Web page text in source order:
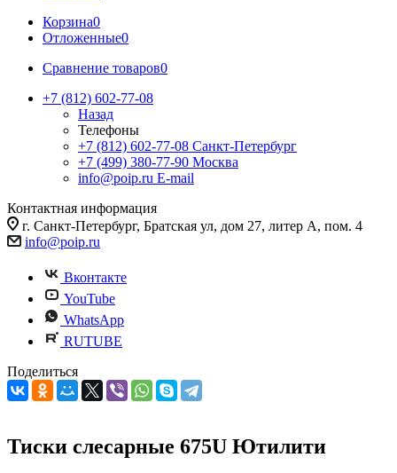
Корзина0
Отложенные0
Сравнение товаров0
+7 (812) 602-77-08
Назад
Телефоны
+7 (812) 602-77-08 Санкт-Петербург
+7 (499) 380-77-90 Москва
info@poip.ru E-mail
Контактная информация
г. Санкт-Петербург, Братская ул, дом 27, литер А, пом. 4
info@poip.ru
Вконтакте
YouTube
WhatsApp
RUTUBE
Поделиться
Тиски слесарные 675U Ютилити